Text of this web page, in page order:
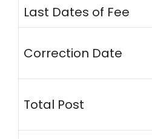
Last Dates of Fee
Correction Date
Total Post